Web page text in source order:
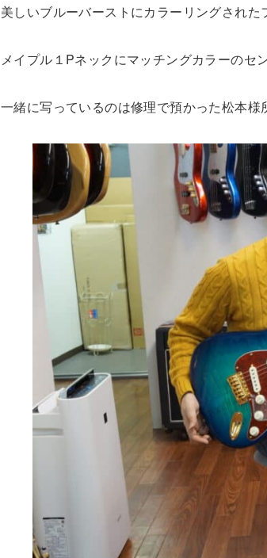
美しいブルーバーストにカラーリングされた
メイプル１Pネックにマッチングカラーのセ
一緒に写っているのは修理で預かった松本様